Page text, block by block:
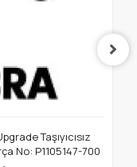
Taşıyıcısız
No: P1105147-700